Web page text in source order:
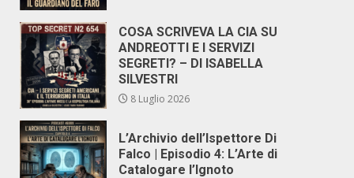
COSA SCRIVEVA LA CIA SU
ANDREOTTI E I SERVIZI
SEGRETI? – DI ISABELLA
SILVESTRI
8 Luglio 2026
L’Archivio dell’Ispettore Di
Falco | Episodio 4: L’Arte di
Catalogare l’Ignoto